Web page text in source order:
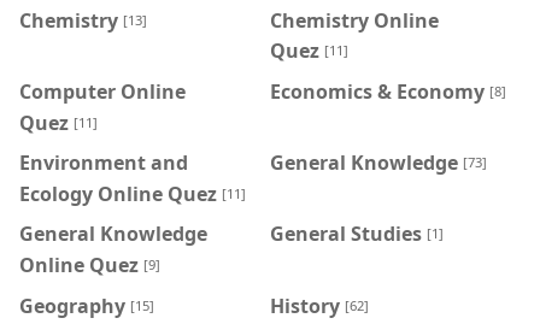
Chemistry [13]
Chemistry Online
Quez [11]
Computer Online
Quez [11]
Economics & Economy [8]
Environment and
Ecology Online Quez [11]
General Knowledge [73]
General Knowledge
Online Quez [9]
General Studies [1]
Geography [15] History [62]